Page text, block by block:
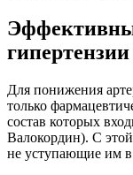
гипертензии
Для понижения
только
состав которых
Валокордин). С
не уступающие им